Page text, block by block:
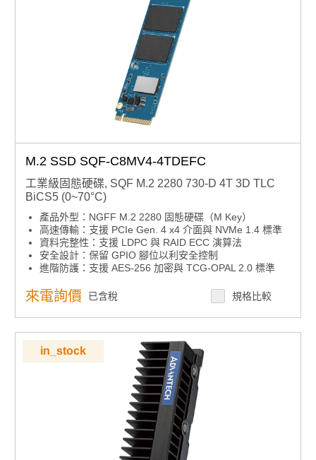
M.2 SSD SQF-C8MV4-4TDEFC
工業級固態硬碟, SQF M.2 2280 730-D 4T 3D TLC
BiCS5 (0~70°C)
產品外型：NGFF M.2 2280 固態硬碟（M Key）
高速傳輸：支援 PCIe Gen. 4 x4 介面與 NVMe 1.4 標準
資料完整性：支援 LDPC 與 RAID ECC 演算法
安全設計：保留 GPIO 腳位以利安全控制
進階防護：支援 AES-256 加密與 TCG-OPAL 2.0 標準
來電詢價 已含稅 規格比較
in_stock